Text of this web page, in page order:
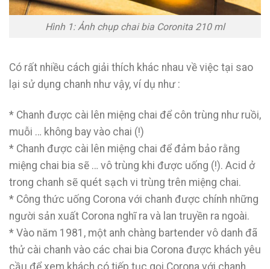
Hình 1: Ảnh chụp chai bia Coronita 210 ml
Có rất nhiều cách giải thích khác nhau về việc tại sao
lại sử dụng chanh như vậy, ví dụ như :
* Chanh được cài lên miệng chai để côn trùng như ruồi,
muỗi … không bay vào chai (!)
* Chanh được cài lên miệng chai để đảm bảo rằng
miệng chai bia sẽ … vô trùng khi được uống (!). Acid ở
trong chanh sẽ quét sạch vi trùng trên miệng chai.
* Công thức uống Corona với chanh được chính những
người sản xuất Corona nghĩ ra và lan truyền ra ngoài.
* Vào năm 1981, một anh chàng bartender vô danh đã
thử cài chanh vào các chai bia Corona được khách yêu